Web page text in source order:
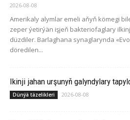
2026-08-08
Amerikaly alymlar emeli aňyň kömegi
zeper ýetirýän işjeň bakteriofaglary
düzdiler. Barlaghana synaglarynda
döredilen...
Ikinji jahan urşunyň galyndylary
Dünýä täzelikleri 2026-08-08